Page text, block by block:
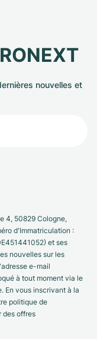
nouvelles et
4, 50829 Cologne,
d'Immatriculation :
et ses
nouvelles sur les
e-mail
à tout moment via le
En vous inscrivant à la
politique de
des offres